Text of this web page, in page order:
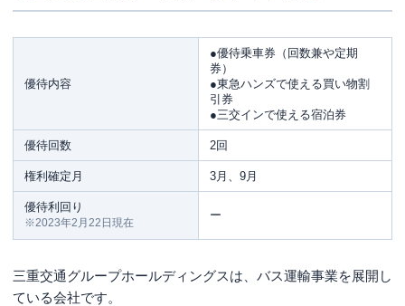
優待内容
●優待乗車券（回数兼や定期
券）
●東急ハンズで使える買い物割
引券
●三交インで使える宿泊券
優待回数 2回
権利確定月 3月、9月
優待利回り
※2023年2月22日現在
ー
三重交通グループホールディングスは、バス運輸事業を展開し
ている会社です。